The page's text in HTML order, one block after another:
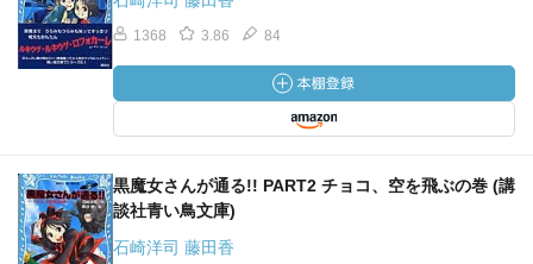
1368 3.86 84
黒魔女さんが通る!! PART2 チョコ、空を飛ぶの巻 (講
談社青い鳥文庫)
石崎洋司 藤田香